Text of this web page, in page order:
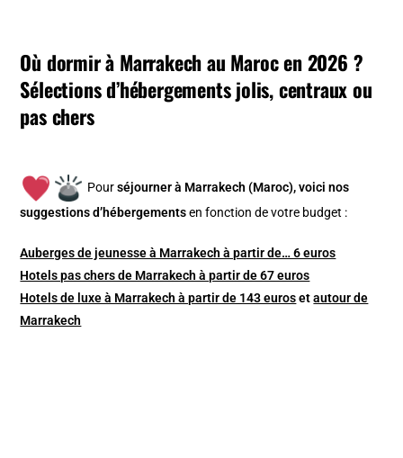
Où dormir à Marrakech au Maroc en 2026 ?
Sélections d’hébergements jolis, centraux ou
pas chers
Pourséjourner à Marrakech (Maroc), voici nos
suggestions d’hébergements en fonction de votre budget :
Auberges de jeunesse à Marrakech à partir de… 6 euros
Hotels pas chers de Marrakech à partir de 67 euros
Hotels de luxe à Marrakech à partir de 143 eurosetautour de
Marrakech